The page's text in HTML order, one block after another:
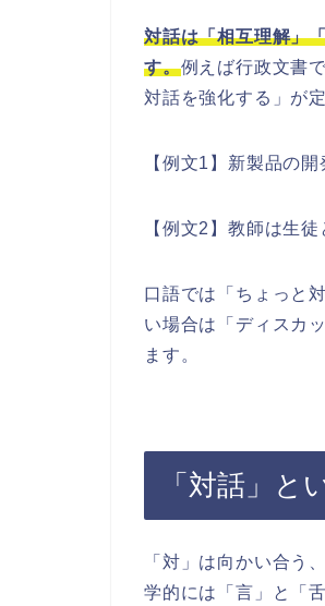
対話は「相互理解」
す。例えば行政文書
対話を強化する」が
【例文1】新製品の
【例文2】教師は生
口語では「ちょっと
い場合は「ディスカ
ます。
「対話」
「対」は向かい合う
学的には「言」と「